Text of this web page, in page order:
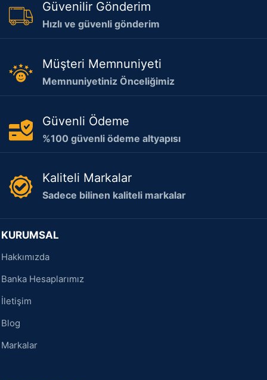
Güvenilir Gönderim
Hızlı ve güvenli gönderim
Müşteri Memnuniyeti
Memnuniyetiniz Önceliğimiz
Güvenli Ödeme
%100 güvenli ödeme altyapısı
Kaliteli Markalar
Sadece bilinen kaliteli markalar
KURUMSAL
Hakkımızda
Banka Hesaplarımız
İletişim
Blog
Markalar